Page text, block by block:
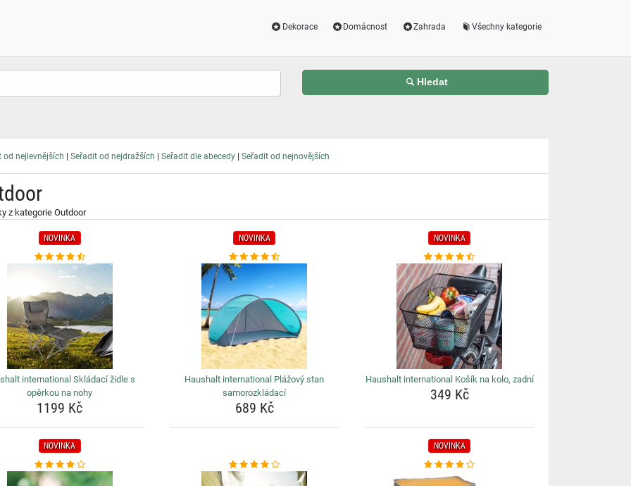
Dekorace Domácnost Zahrada Všechny kategorie
Hledat
od nejlevnějších | Seřadit od nejdražších | Seřadit dle abecedy | Seřadit od nejnovějších
z kategorie Outdoor
NOVINKA
international Skládací židle s
opěrkou na nohy
1199 Kč
NOVINKA
Haushalt international Plážový stan
samorozkládací
689 Kč
NOVINKA
Haushalt international Košík na kolo, zadní
349 Kč
NOVINKA NOVINKA